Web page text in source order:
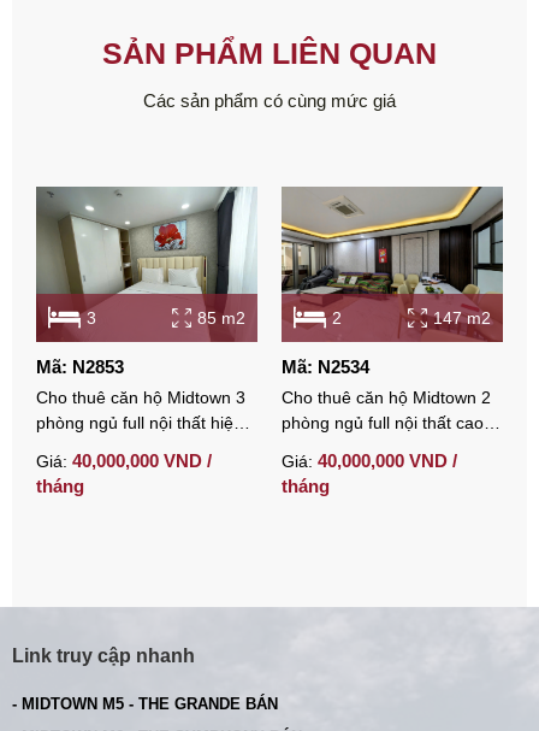
SẢN PHẨM LIÊN QUAN
Các sản phẩm có cùng mức giá
3 85 m2
Mã: N2853
Cho thuê căn hộ Midtown 3
phòng ngủ full nội thất hiện
Giá: 40,000,000 VND /
tháng
2 147 m2
Mã: N2534
Cho thuê căn hộ Midtown 2
phòng ngủ full nội thất cao
Giá: 40,000,000 VND /
tháng
Link truy cập nhanh
- MIDTOWN M5 - THE GRANDE BÁN